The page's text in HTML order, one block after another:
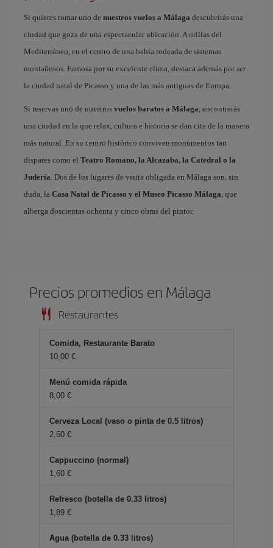
Si quieres tomar uno de nuestros vuelos a Málaga descubrirás una
ciudad que goza de una espectacular ubicación. A orillas del
Mediterráneo, en el centro de una bahía rodeada de sistemas
montañosos. Famosa por su excelente clima, destaca además por ser
la ciudad natal de Picasso y una de las más antiguas de Europa.
Si reservas uno de nuestros vuelos baratos a Málaga, encontrarás
una ciudad en la que relax, cultura e historia se dan cita de la manera
más natural. En su centro histórico conviven monumentos tan
dispares como el Teatro Romano, la Alcazaba, la Catedral o la
Judería. Dos de los lugares de visita obligada en Málaga son, sin
duda, la Casa Natal de Picasso y el Museo Picasso Málaga, que
alberga doscientas ochenta y cinco obras del pintor.
Precios promedios en Málaga
Restaurantes
Comida, Restaurante Barato
10,00 €
Menú comida rápida
8,00 €
Cerveza Local (vaso o pinta de 0.5 litros)
2,50 €
Cappuccino (normal)
1,60 €
Refresco (botella de 0.33 litros)
1,89 €
Agua (botella de 0.33 litros)